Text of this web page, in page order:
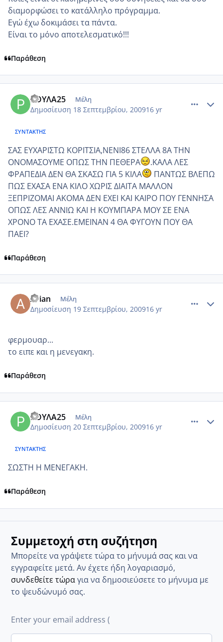
διαμορφώσει το κατάλληλο πρόγραμμα.
Εγώ έχω δοκιμάσει τα πάντα.
Είναι το μόνο αποτελεσματικό!!!
Παράθεση
ΡΟΥΛΑ25 Μέλη
Δημοσίευση 18 Σεπτεμβρίου, 200916 yr
ΣΥΝΤΆΚΤΗΣ
ΣΑΣ ΕΥΧΑΡΙΣΤΩ ΚΟΡΙΤΣΙΑ,ΝΕΝΙ86 ΣΤΕΛΛΑ 8Α ΤΗΝ
ΟΝΟΜΑΣΟΥΜΕ ΟΠΩΣ ΤΗΝ ΠΕΘΕΡΑ
.ΚΑΛΑ ΛΕΣ
ΦΡΑΠΕΔΙΑ ΔΕΝ ΘΑ ΣΚΑΣΩ ΓΙΑ 5 ΚΙΛΑ
ΠΑΝΤΩΣ ΒΛΕΠΩ
ΠΩΣ ΕΧΑΣΑ ΕΝΑ ΚΙΛΟ ΧΩΡΙΣ ΔΙΑΙΤΑ ΜΑΛΛΟΝ
ΞΕΠΡΙΖΟΜΑΙ ΑΚΟΜΑ ΔΕΝ ΕΧΕΙ ΚΑΙ ΚΑΙΡΟ ΠΟΥ ΓΕΝΝΗΣΑ
ΟΠΩΣ ΛΕΣ ΑΝΝΙΩ ΚΑΙ Η ΚΟΥΜΠΑΡΑ ΜΟΥ ΣΕ ΕΝΑ
ΧΡΟΝΟ ΤΑ ΕΧΑΣΕ.ΕΜΕΙΝΑΝ 4 ΘΑ ΦΥΓΟΥΝ ΠΟΥ ΘΑ
ΠΑΕΙ?
Παράθεση
Arian Μέλη
Δημοσίευση 19 Σεπτεμβρίου, 200916 yr
φερμουαρ...
το ειπε και η μενεγακη.
Παράθεση
ΡΟΥΛΑ25 Μέλη
Δημοσίευση 20 Σεπτεμβρίου, 200916 yr
ΣΥΝΤΆΚΤΗΣ
ΣΩΣΤΗ Η ΜΕΝΕΓΑΚΗ.
Παράθεση
Συμμετοχή στη συζήτηση
Μπορείτε να γράψετε τώρα το μήνυμά σας και να
εγγραφείτε μετά. Αν έχετε ήδη λογαριασμό,
συνδεθείτε τώραγια να δημοσιεύσετε το μήνυμα με
το ψευδώνυμό σας.